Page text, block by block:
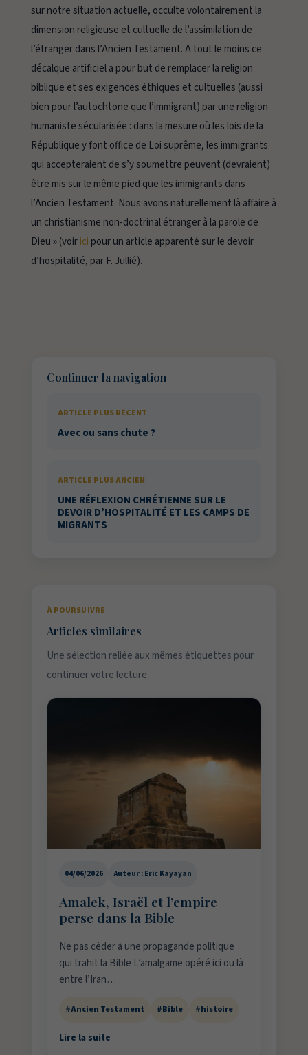
sur notre situation actuelle, occulte volontairement la
dimension religieuse et cultuelle de l’assimilation de
l’étranger dans l’Ancien Testament. A tout le moins ce
décalque artificiel a pour but de remplacer la religion
biblique et ses exigences éthiques et cultuelles (aussi
bien pour l’autochtone que l’immigrant) par une religion
humaniste sécularisée : dans la mesure où les lois de la
République y font office de Loi suprême, les immigrants
qui accepteraient de s’y soumettre peuvent (devraient)
être mis sur le même pied que les immigrants dans
l’Ancien Testament. Nous avons naturellement là affaire à
un christianisme non-doctrinal étranger à la parole de
Dieu » (voirici pour un article apparenté sur le devoir
d’hospitalité, par F. Jullié).
Continuer la navigation
ARTICLE PLUS RÉCENT
Avec ou sans chute ?
ARTICLE PLUS ANCIEN
UNE RÉFLEXION CHRÉTIENNE SUR LE
DEVOIR D’HOSPITALITÉ ET LES CAMPS DE
MIGRANTS
À POURSUIVRE
Articles similaires
Une sélection reliée aux mêmes étiquettes pour
continuer votre lecture.
04/06/2026 Auteur : Eric Kayayan
Amalek, Israël et l’empire
perse dans la Bible
Ne pas céder à une propagande politique
qui trahit la Bible L’amalgame opéré ici ou là
entre l’Iran…
#Ancien Testament #Bible #histoire
Lire la suite